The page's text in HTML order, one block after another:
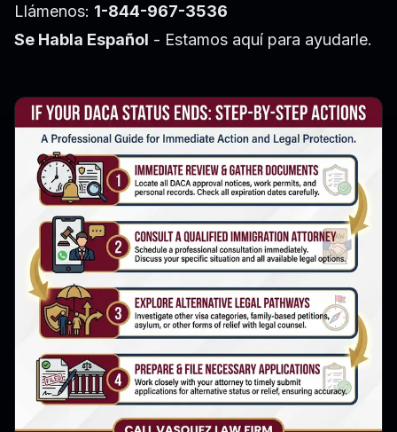
Llámenos: 1-844-967-3536
Se Habla Español - Estamos aquí para ayudarle.